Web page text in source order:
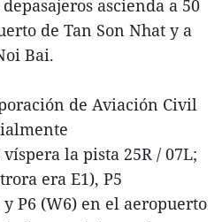
ascienda a 50
de Tan Son Nhat y a
Bai.
de Aviación Civil
la pista 25R / 07L;
era E1), P5
P6 (W6) en el aeropuerto